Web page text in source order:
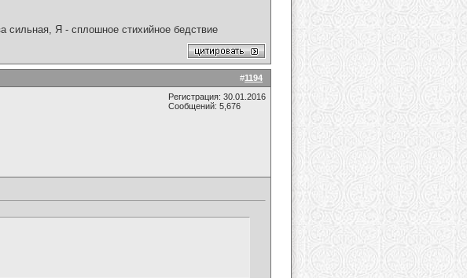
сильная, Я - сплошное стихийное бедствие
#1194
Регистрация: 30.01.2016
Сообщений: 5,676